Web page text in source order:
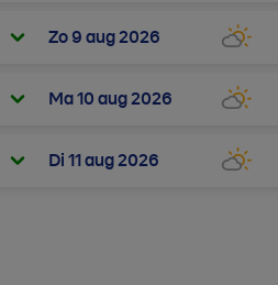
Zo 9 aug 2026
Ma 10 aug 2026
Di 11 aug 2026